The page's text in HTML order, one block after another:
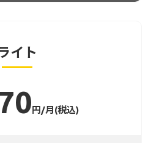
イト
円/月(税込)